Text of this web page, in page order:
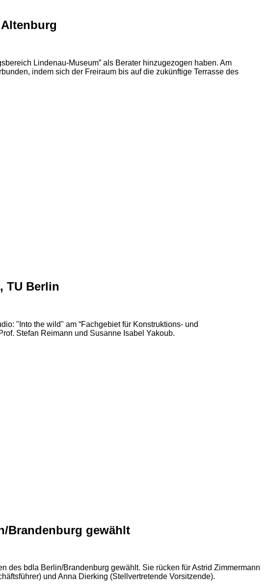
Lindenau-Museum” als Berater hinzugezogen haben. Am
indem sich der Freiraum bis auf die zukünftige Terrasse des
TU Berlin
"Into the wild" am “Fachgebiet für Konstruktions- und
Stefan Reimann und Susanne Isabel Yakoub.
Brandenburg gewählt
des bdla Berlin/Brandenburg gewählt. Sie rücken für Astrid Zimmermann
und Anna Dierking (Stellvertretende Vorsitzende).